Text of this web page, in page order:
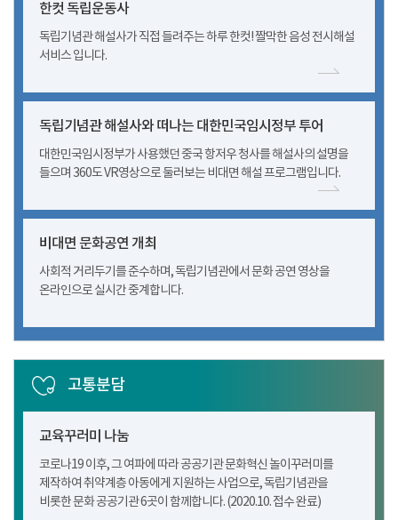
한컷 독립운동사
독립기념관 해설사가 직접 들려주는 하루 한컷! 짤막한 음성 전시해설
서비스 입니다.
독립기념관 해설사와 떠나는 대한민국임시정부 투어
대한민국임시정부가 사용했던 중국 항저우 청사를 해설사의 설명을
들으며 360도 VR영상으로 둘러보는 비대면 해설 프로그램입니다.
비대면 문화공연 개최
사회적 거리두기를 준수하며, 독립기념관에서 문화 공연 영상을
온라인으로 실시간 중계합니다.
고통분담
교육꾸러미 나눔
코로나19 이후, 그 여파에 따라 공공기관 문화혁신 놀이꾸러미를
제작하여 취약계층 아동에게 지원하는 사업으로, 독립기념관을
비롯한 문화 공공기관 6곳이 함께합니다. (2020.10. 접수 완료)